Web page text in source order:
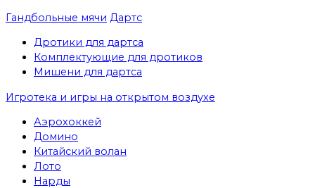
Гандбольные мячи Дартс
Дротики для дартса
Комплектующие для дротиков
Мишени для дартса
Игротека и игры на открытом воздухе
Аэрохоккей
Домино
Китайский волан
Лото
Нарды